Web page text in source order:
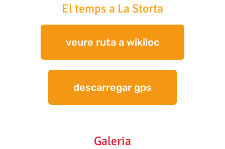
El temps a La Storta
veure ruta a wikiloc
descarregar gps
Galeria